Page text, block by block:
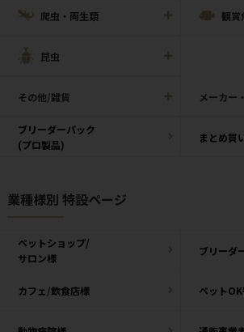
爬虫・両生類 観賞
昆虫
その他/雑貨 メーカー
ブリーダーパック
(プロ製品)
まとめ買
業種様別 特設ページ
ペットショップ/
サロン様
ブリーダ
カフェ/飲食店様 ペット